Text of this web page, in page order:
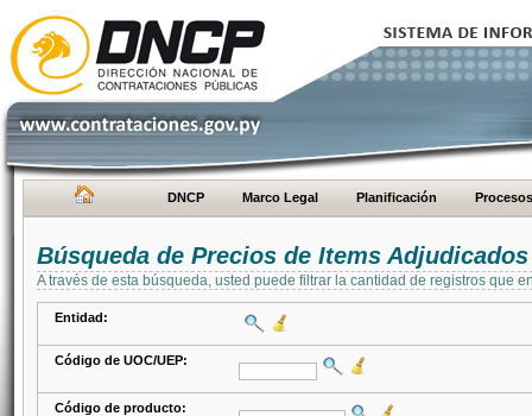
DNCP Marco Legal Planificación Procesos
Búsqueda de Precios de Items Adjudicados
A través de esta búsqueda, usted puede filtrar la cantidad de registros que
Entidad:
Código de UOC/UEP:
Código de producto: